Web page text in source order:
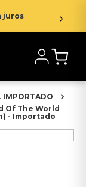
juros
IMPORTADO
Of The World
- Importado